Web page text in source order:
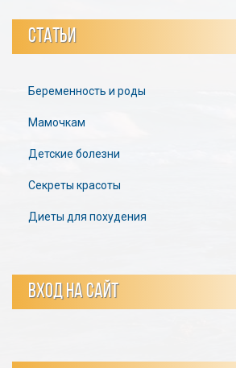
СТАТЬИ
Беременность и роды
Мамочкам
Детские болезни
Секреты красоты
Диеты для похудения
ВХОД НА САЙТ